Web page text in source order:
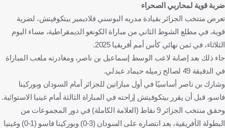
الكونغو الديمقراطية
الجزائر
الكونغو - كينشاسا المغرب كرة قدم
ضربة قوية لمحاربي الصحراء
تعرض منتخب الجزائر بقيادة مدربه البوسني فلاديمير بيتكوفيتش، لضربة
قوية، في مطلع الشوط الثاني من مباراة الكونغو الديمقراطية، مساء اليوم
الثلاثاء، في ثمن نهائي كأس أمم أفريقيا 2025.
جاء ذلك بعد إصابة لاعب الوسط إسماعيل بن ناصر، ومغادرته ملعب المباراة
في الدقيقة 49 لصالح زميله حيماد عبدلي.
وشارك بن ناصر أساسيًا في أول مباراتين للجزائر أمام السودان وبوركينا
فاسو، قبل أن يقرر بيتكوفيتش إراحته في المباراة الثالثة أمام غينيا الاستوائية.
وحقق منتخب الجزائر 9 نقاط (العلامة الكاملة) في دور المجموعات من
البطولة الأفريقية، بعد انتصاره على السودان (3-0) وبوركينا فاسو (1-0) وغينيا